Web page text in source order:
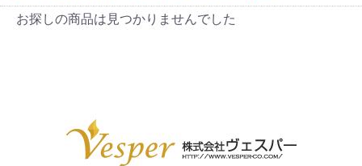
お探しの商品は見つかりませんでした